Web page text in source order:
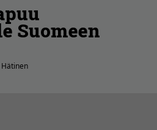
Suomeen
Hätinen